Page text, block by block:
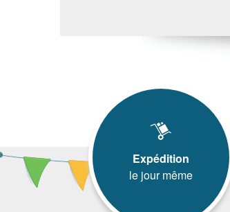
Expédition
le jour même